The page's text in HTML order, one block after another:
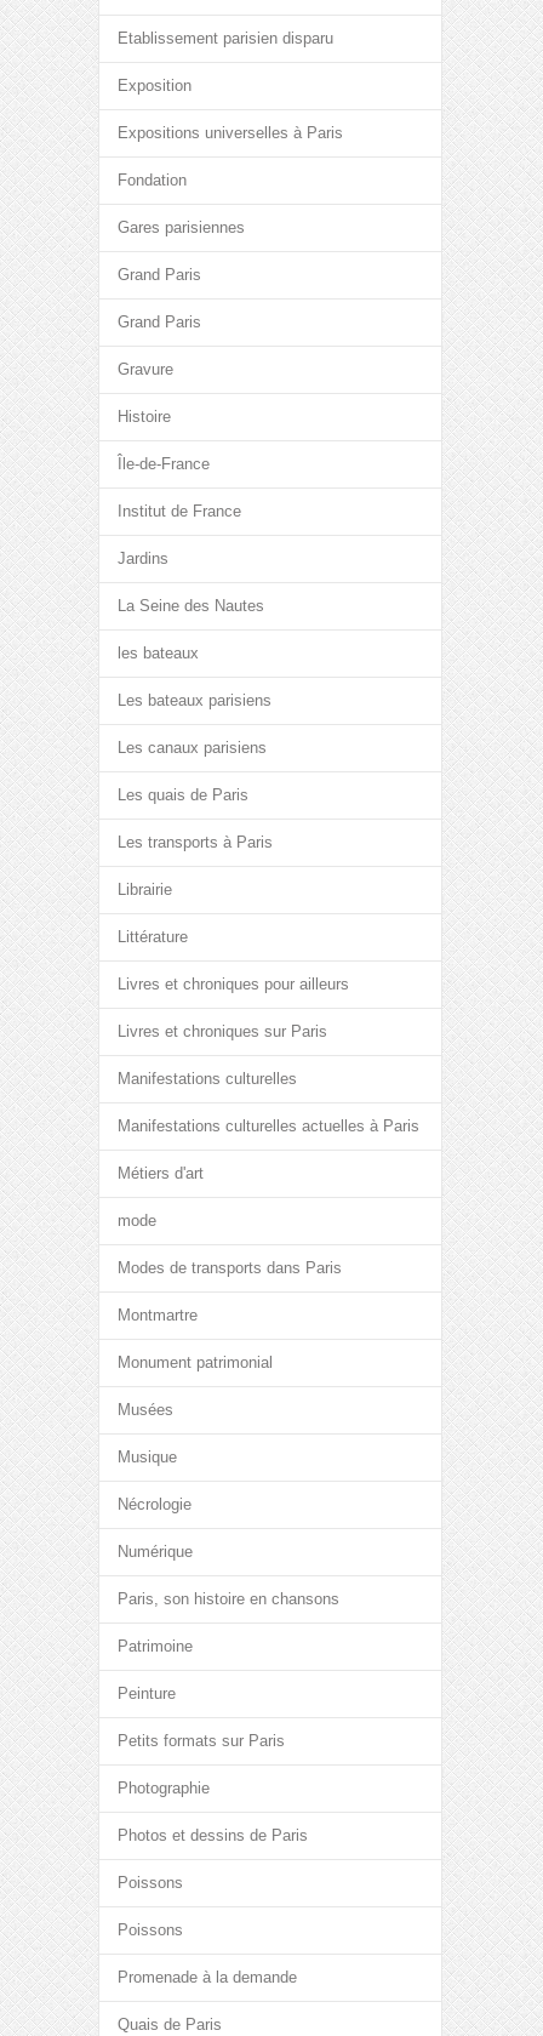
Etablissement parisien disparu
Exposition
Expositions universelles à Paris
Fondation
Gares parisiennes
Grand Paris
Grand Paris
Gravure
Histoire
Île-de-France
Institut de France
Jardins
La Seine des Nautes
les bateaux
Les bateaux parisiens
Les canaux parisiens
Les quais de Paris
Les transports à Paris
Librairie
Littérature
Livres et chroniques pour ailleurs
Livres et chroniques sur Paris
Manifestations culturelles
Manifestations culturelles actuelles à Paris
Métiers d'art
mode
Modes de transports dans Paris
Montmartre
Monument patrimonial
Musées
Musique
Nécrologie
Numérique
Paris, son histoire en chansons
Patrimoine
Peinture
Petits formats sur Paris
Photographie
Photos et dessins de Paris
Poissons
Poissons
Promenade à la demande
Quais de Paris